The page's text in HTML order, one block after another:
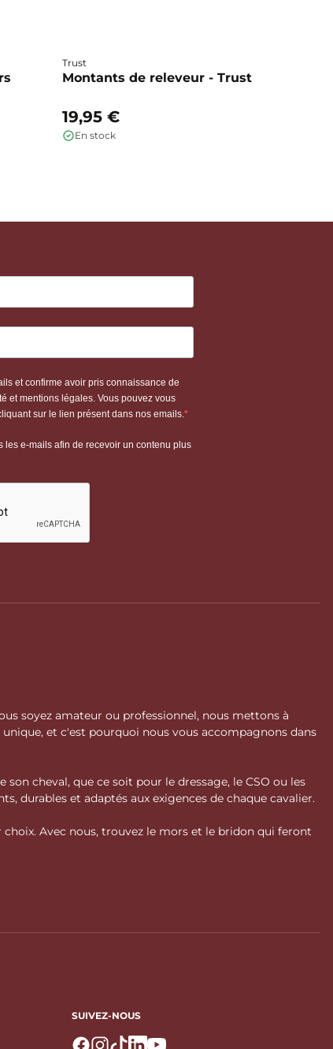
Trust
Montants de releveur - Trust
19,95 €
En stock
soyez amateur ou professionnel, nous mettons à
et c'est pourquoi nous vous accompagnons dans
cheval, que ce soit pour le dressage, le CSO ou les
durables et adaptés aux exigences de chaque cavalier.
Avec nous, trouvez le mors et le bridon qui feront
SUIVEZ-NOUS